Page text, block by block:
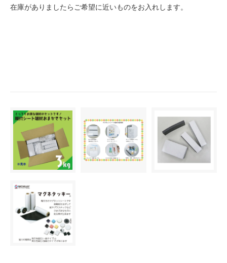
在庫がありましたらご希望に近いものをお入れします。